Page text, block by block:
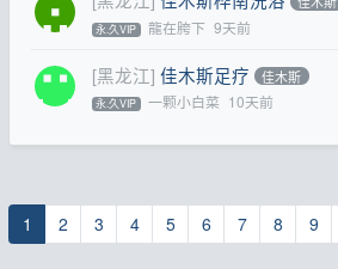
永.久VIP 龍在胯下 9天前
[黑龙江] 佳木斯足疗 佳木斯
永.久VIP 一颗小白菜 10天前
1 2 3 4 5 6 7 8 9